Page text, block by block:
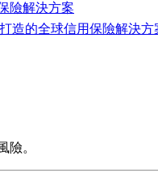
險解決方案
造的全球信用保險解決方
險。